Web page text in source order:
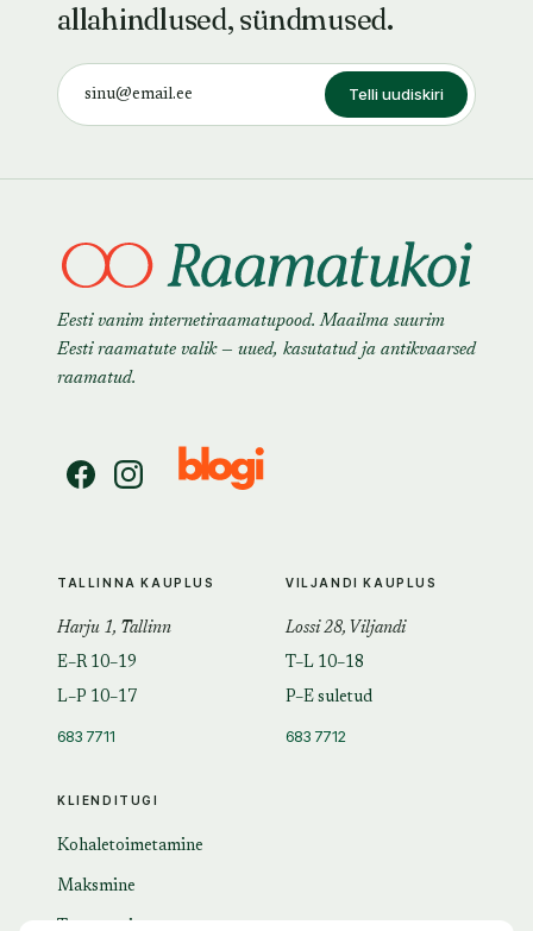
allahindlused, sündmused.
Telli uudiskiri
Eesti vanim internetiraamatupood. Maailma suurim
Eesti raamatute valik — uued, kasutatud ja antikvaarsed
raamatud.
KLIENDITUGI
Kohaletoimetamine
Maksmine
TALLINNA KAUPLUS
Harju 1, Tallinn
E–R 10–19
L–P 10–17
683 7711
VILJANDI KAUPLUS
Lossi 28, Viljandi
T–L 10–18
P–E suletud
683 7712